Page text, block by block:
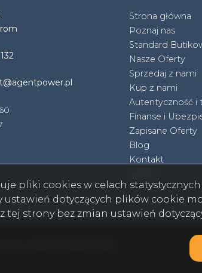
Strona główna
Poznaj nas
Standard
Nasze Oferty
Sprzedaj z nami
Kup z nami
Autentyczność i
Finanse i
Zapisane Oferty
Blog
Kontakt
pliki cookies w celach
ustawień dotyczących plików cookie
tej strony bez zmian ustawień